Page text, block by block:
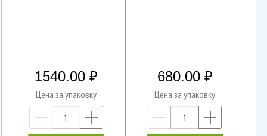
1540.00
Цена за упаковку
—
680.00
Цена за упаковку
—